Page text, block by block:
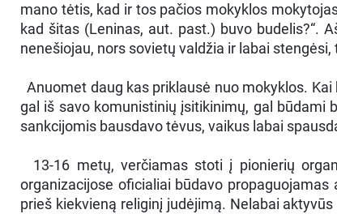
mano tėtis, kad ir tos pačios mokyklos
kad šitas (Leninas, aut. past.) buvo budelis?“.
nenešiojau, nors sovietų valdžia ir labai
Anuomet daug kas priklausė nuo mokyklos.
gal iš savo komunistinių įsitikinimų, gal būdami
sankcijomis bausdavo tėvus, vaikus labai
13-16 metų, verčiamas stoti į pionierių
organizacijose oficialiai būdavo
prieš kiekvieną religinį judėjimą. Nelabai